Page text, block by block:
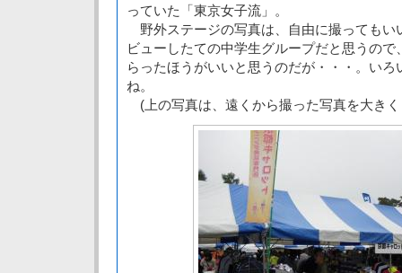
っていた「東京女子流」。
野外ステージの写真は、自由に撮ってもい
ビューしたての中学生グループだと思うの
らったほうがいいと思うのだが・・・。い
ね。
(上の写真は、遠くから撮った写真を大き